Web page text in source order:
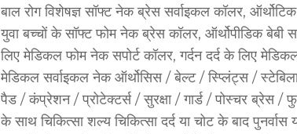
बाल रोग विशेषज्ञ सॉफ्ट नेक ब्रेस सर्वाइकल कॉलर,
युवा बच्चों के सॉफ्ट फोम नेक ब्रेस कॉलर, ऑर्थोपीडिक बेबी
लिए मेडिकल फोम नेक सपोर्ट कॉलर, गर्दन दर्द के लिए
मेडिकल सर्वाइकल नेक ऑर्थोसिस / बेल्ट / स्प्लिंट्स /
पैड / कंप्रेशन / प्रोटेक्टर्स / सुरक्षा / गार्ड / पोस्चर ब्रेस /
के साथ चिकित्सा शल्य चिकित्सा दर्द या चोट के बाद